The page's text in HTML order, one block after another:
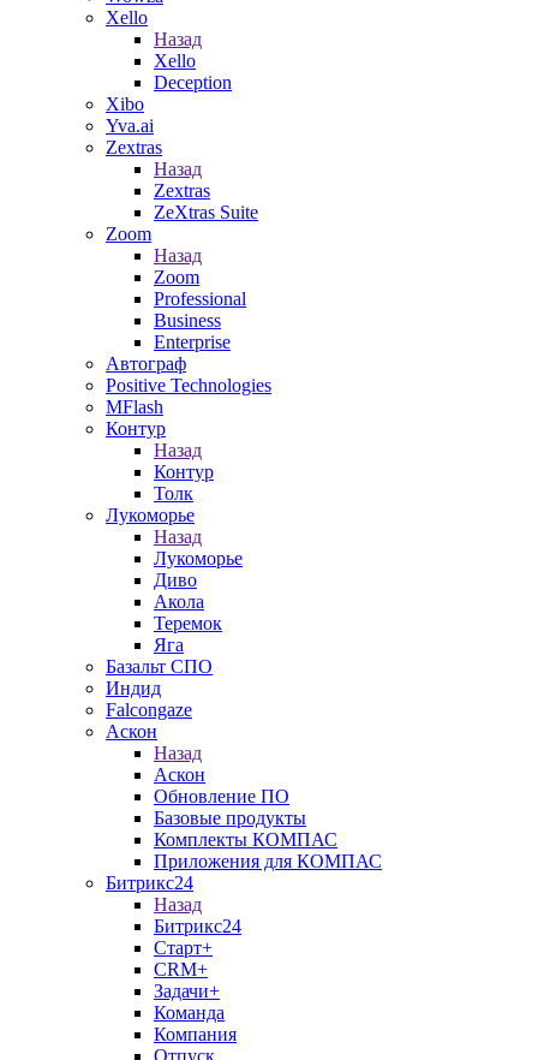
Xello
Назад
Xello
Deception
Xibo
Yva.ai
Zextras
Назад
Zextras
ZeXtras Suite
Zoom
Назад
Zoom
Professional
Business
Enterprise
Автограф
Positive Technologies
MFlash
Контур
Назад
Контур
Толк
Лукоморье
Назад
Лукоморье
Диво
Акола
Теремок
Яга
Базальт СПО
Индид
Falcongaze
Аскон
Назад
Аскон
Обновление ПО
Базовые продукты
Комплекты КОМПАС
Приложения для КОМПАС
Битрикс24
Назад
Битрикс24
Старт+
CRM+
Задачи+
Команда
Компания
Отпуск